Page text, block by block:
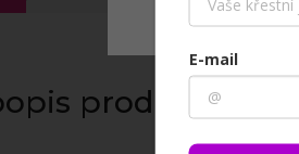
produktu
E-mail